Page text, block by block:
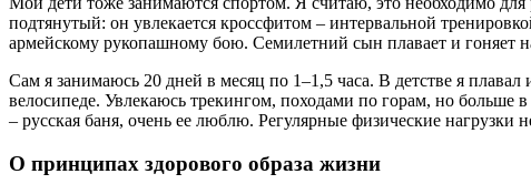
подтянутый: он увлекается кроссфитом – интервальной
армейскому рукопашному бою. Семилетний сын плавает и гоняет
Сам я занимаюсь 20 дней в месяц по 1–1,5 часа. В детстве я
велосипеде. Увлекаюсь трекингом, походами по горам, но больше
– русская баня, очень ее люблю. Регулярные физические нагрузки
О принципах здорового образа жизни